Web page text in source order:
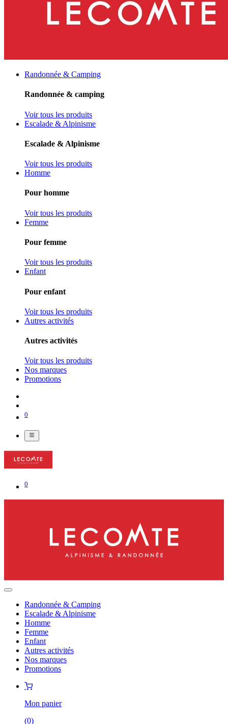
Randonnée & Camping
Randonnée & camping
Voir tous les produits
Escalade & Alpinisme
Escalade & Alpinisme
Voir tous les produits
Homme
Pour homme
Voir tous les produits
Femme
Pour femme
Voir tous les produits
Enfant
Pour enfant
Voir tous les produits
Autres activités
Autres activités
Voir tous les produits
Nos marques
Promotions
0
0
Randonnée & Camping
Escalade & Alpinisme
Homme
Femme
Enfant
Autres activités
Nos marques
Promotions
Mon panier
(0)